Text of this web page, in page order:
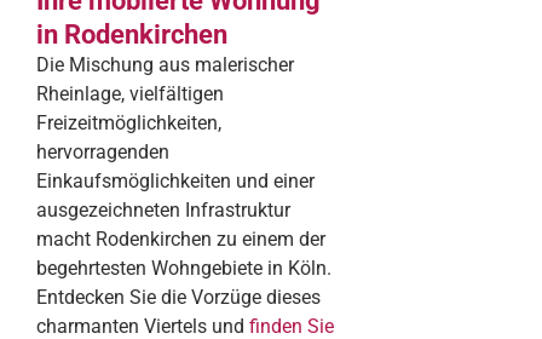
in Rodenkirchen
Die Mischung aus malerischer
Rheinlage, vielfältigen
Freizeitmöglichkeiten,
hervorragenden
Einkaufsmöglichkeiten und einer
ausgezeichneten Infrastruktur
macht Rodenkirchen zu einem der
begehrtesten Wohngebiete in Köln.
Entdecken Sie die Vorzüge dieses
charmanten Viertels und finden Sie